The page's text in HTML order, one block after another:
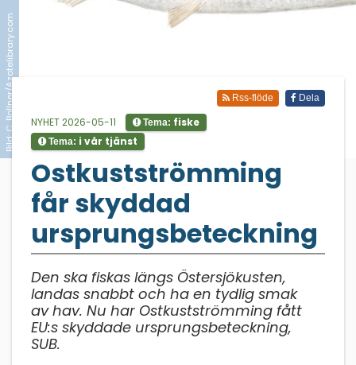
Bild: C. Bollner/Azotelibrary.com Dela
Rss-flöde
NYHET 2026-05-11 Tema: fiske
Tema: i vår tjänst
Ostkustströmming
får skyddad
ursprungsbeteckning
Den ska fiskas längs Östersjökusten,
landas snabbt och ha en tydlig smak
av hav. Nu har Ostkustströmming fått
EU:s skyddade ursprungsbeteckning,
SUB.